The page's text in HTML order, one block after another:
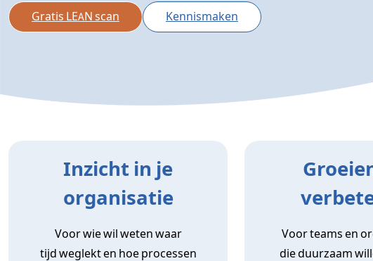
Gratis LEAN scan Kennismaken
Inzicht in je
organisatie
Voor wie wil weten waar
tijd weglekt en hoe processen
Voor teams en
die duurzaam